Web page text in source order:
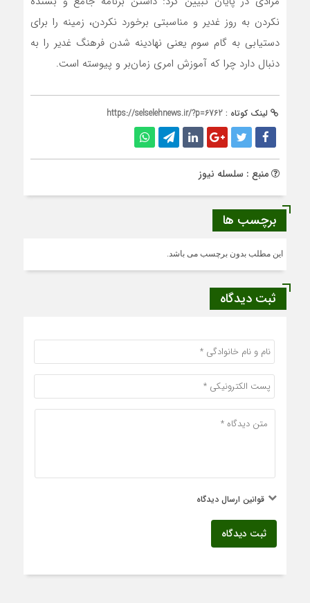
نکردن به روز غدیر و مناسبتی برخورد نکردن، زمینه را برای
دستیابی به گام سوم یعنی نهادینه شدن فرهنگ غدیر را به
دنبال دارد چرا که آموزش امری زمان‌بر و پیوسته است.
لینک کوتاه : https://selselehnews.ir/?p=6762
منبع : سلسله نیوز
برچسب ها
این مطلب بدون برچسب می باشد.
ثبت دیدگاه
قوانین ارسال دیدگاه
ثبت دیدگاه